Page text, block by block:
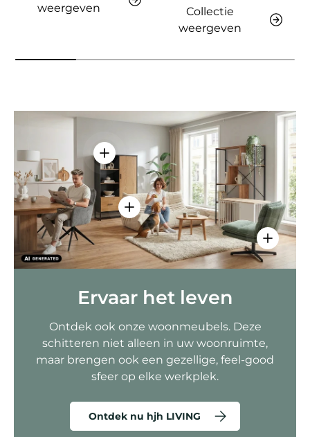
weergeven
Collectie
weergeven
Details
Details weergeven - AMIO H -
Details weergeven - Sitzolo 2 -
Ervaar het leven
Ontdek ook onze woonmeubels. Deze
schitteren niet alleen in uw woonruimte,
maar brengen ook een gezellige, feel-good
sfeer op elke werkplek.
Ontdek nu hjh LIVING